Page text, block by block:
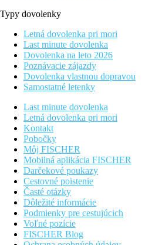
Typy dovolenky
Letná dovolenka pri mori
Last minute dovolenka
Dovolenka na leto 2026
Poznávacie zájazdy
Dovolenka vlastnou dopravou
Samostatné letenky
Last minute dovolenka
Letná dovolenka pri mori
Kontakt
Pobočky
Môj FISCHER
Mobilná aplikácia FISCHER
Darčekové poukazy
Cestovné poistenie
Časté otázky
Dôležité informácie
Podmienky pre cestujúcich
Voľné pozície
FISCHER Blog